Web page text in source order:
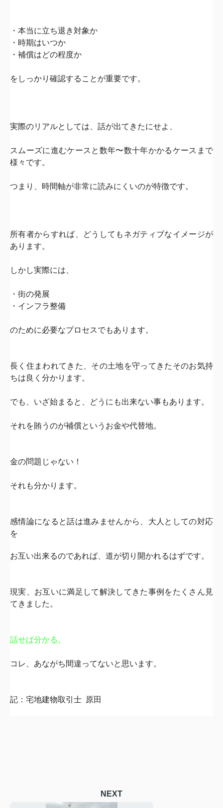
・本当に立ち退き対象か
・時期はいつか
・補償はどの程度か
をしっかり確認することが重要です。
実際のリアルとしては、話が出てきたにせよ、
スムーズに進むケースと 数年〜数十年かかるケース まで
様々です。
つまり、 時間軸が非常に読みにくいのが特徴です。
所有者からすれば、どうしてもネガティブなイメージが
あります。
しかし実際には、
・街の発展
・インフラ整備
のために必要なプロセスでもあります。
長く住まわれてきた、その土地を守ってきたそのお気持
ちは良く分かります。
でも、いざ始まると、どうにも出来ない事もあります。
それを賄うのが補償というお金や代替地。
金の問題じゃない！
それも分かります。
感情論になると話は進みませんから、大人としての対応
を
お互い出来るのであれば、道が切り開かれるはずです。
現実、お互いに満足して解決してきた事例をたくさん見
てきました。
話せば分かる。
コレ、あながち間違ってないと思います。
記：宅地建物取引士 原田
NEXT